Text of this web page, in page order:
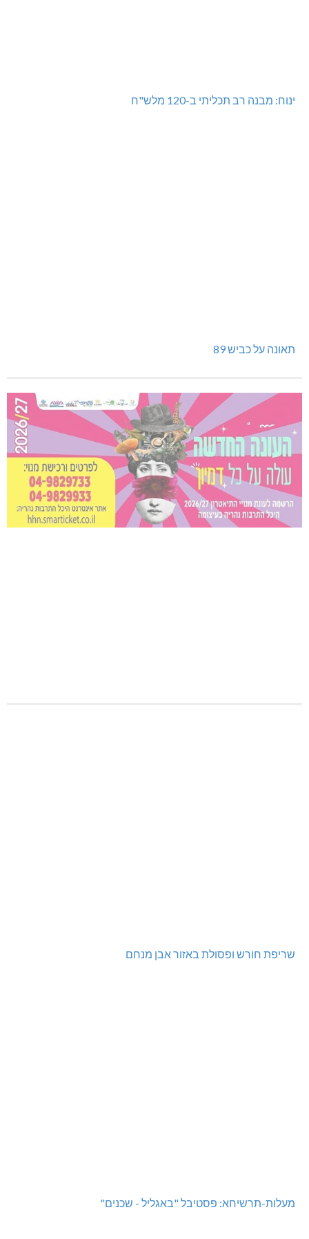
ינוח: מבנה רב תכליתי ב-120 מלש"ח
תאונה על כביש 89
שריפת חורש ופסולת באזור אבן מנחם
מעלות-תרשיחא: פסטיבל "באגליל - שכנים"